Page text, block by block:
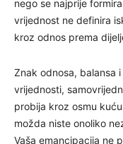
nego se najprije
vrijednost ne definira
kroz odnos prema
Znak odnosa, balansa
vrijednosti,
probija kroz osmu
možda niste onoliko
Vaša emancipacija ne